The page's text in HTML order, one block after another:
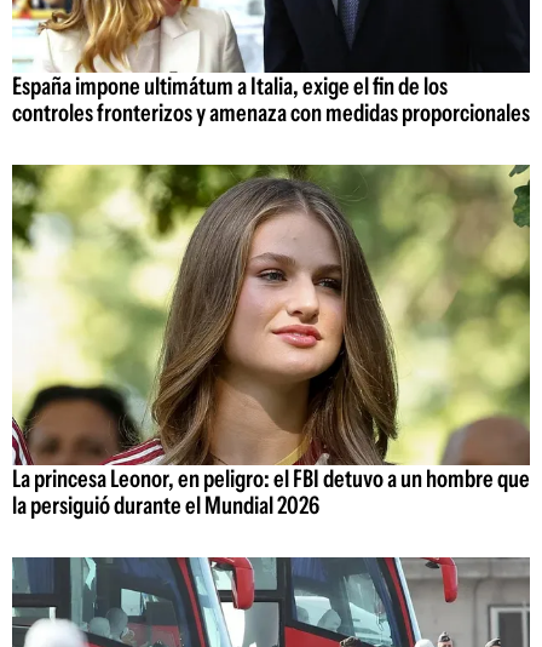
España impone ultimátum a Italia, exige el fin de los
controles fronterizos y amenaza con medidas proporcionales
La princesa Leonor, en peligro: el FBI detuvo a un hombre que
la persiguió durante el Mundial 2026